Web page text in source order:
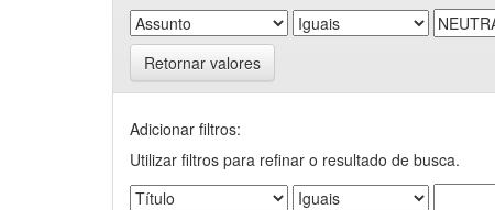
Retornar valores
Adicionar filtros:
Utilizar filtros para refinar o resultado de busca.